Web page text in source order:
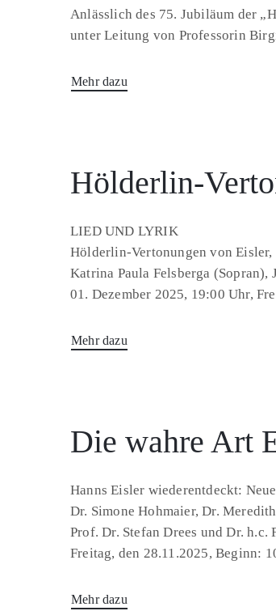
Anlässlich des 75. Jubiläum der
unter Leitung von Professorin
Mehr dazu
Hölderlin-
LIED UND LYRIK
Hölderlin-Vertonungen von
Katrina Paula Felsberga
01. Dezember 2025, 19:00 Uhr,
Mehr dazu
Die wahre Art
Hanns Eisler wiederentdeckt:
Dr. Simone Hohmaier, Dr.
Prof. Dr. Stefan Drees und Dr.
Freitag, den 28.11.2025, Beginn:
Mehr dazu